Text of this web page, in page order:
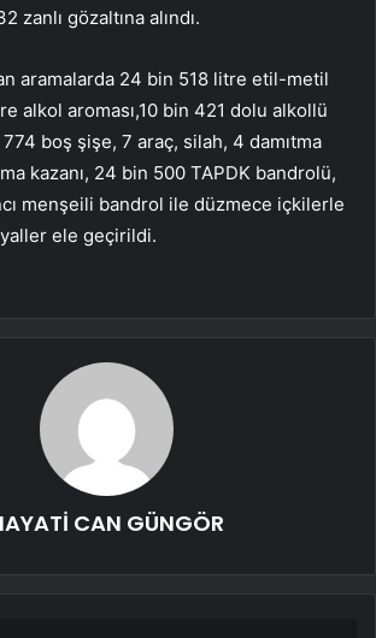
zanlı gözaltına alındı.
aramalarda 24 bin 518 litre etil-metil
alkol aroması,10 bin 421 dolu alkollü
boş şişe, 7 araç, silah, 4 damıtma
kazanı, 24 bin 500 TAPDK bandrolü,
menşeili bandrol ile düzmece içkilerle
ele geçirildi.
CAN GÜNGÖR